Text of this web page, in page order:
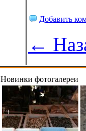
Добавить
←
Новинки фотогалереи